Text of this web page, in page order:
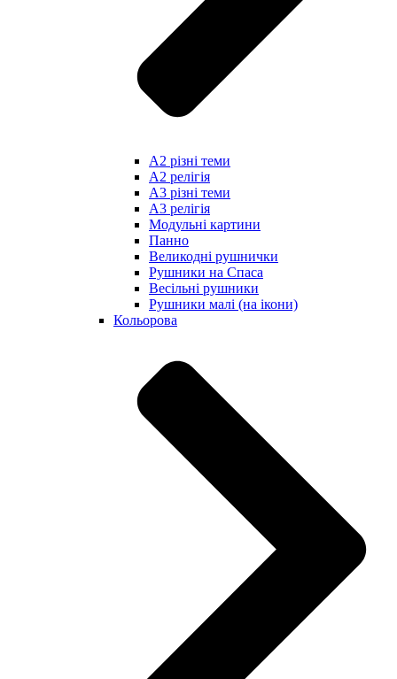
А2 різні теми
А2 релігія
А3 різні теми
А3 релігія
Модульні картини
Панно
Великодні рушнички
Рушники на Спаса
Весільні рушники
Рушники малі (на ікони)
Кольорова